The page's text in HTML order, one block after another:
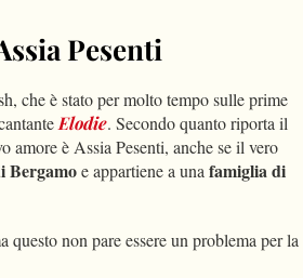
Pesenti
che è stato per molto tempo sulle prime
Elodie. Secondo quanto riporta il
è Assia Pesenti, anche se il vero
Bergamoe appartiene a unafamiglia di
questo non pare essere un problema per la